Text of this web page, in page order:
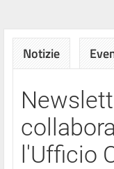
Notizie
l'Ufficio